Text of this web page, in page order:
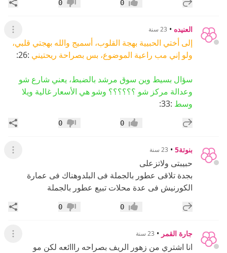
إعجاب0 عدم إعجاب
0
العنيده • 23 سنة عرض
إلى أختي الحبيية بهجة القلوب، أسميج والله بهجتي قلبي،
ولو إني مب راعية الموضوع، بس بصراحة ريحتيني :26:
سؤال بسيط وين سوق مرشد بالضبط، يعني شارع شو
وعدالة مركز شو ؟؟؟؟؟؟ وشو هي الأسعار غالية ويلا
وسط :33:
إضافة رد جديد إعجاب0 عدم إعجاب
0
بنوتة5 • 23 سنة عرض
حبيبتى ولاتزعلى
بجدة تلاقى عطور بالجملة فى البلدوهناك فى عمارة
الكورنيش فى عدة محلات تبيع عطور بالجملة
إضافة رد جديد إعجاب0 عدم إعجاب
0
جارة القمر • 23 سنة عرض
انا اشتري من زهور الريف بصراحه رااائعه لكن مو